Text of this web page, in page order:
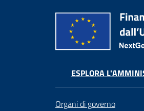
ESPLORA
Organi di governo